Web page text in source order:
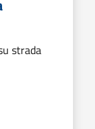
strada